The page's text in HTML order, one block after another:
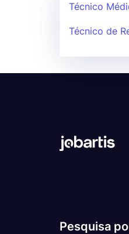
Técnico
Técnico de
Pesquisa